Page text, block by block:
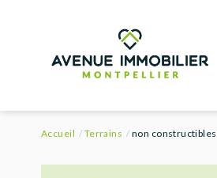
Accueil Terrains non constructibles